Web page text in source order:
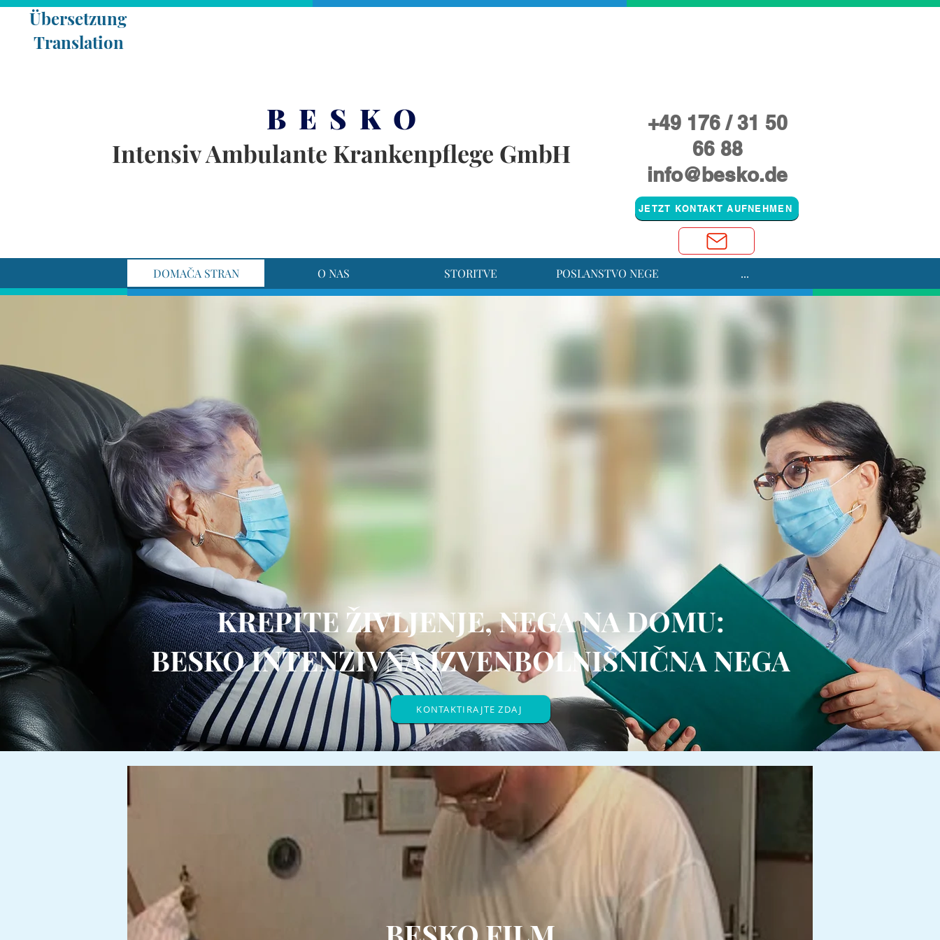
Übersetzung
Translation
B E S K O
Intensiv Ambulante Krankenpflege GmbH
+49 176 / 31 50
66 88
info@besko.de
JETZT KONTAKT AUFNEHMEN
DOMAČA STRAN O NAS STORITVE POSLANSTVO NEGE ...
KREPITE ŽIVLJENJE, NEGA NA DOMU:
BESKO INTENZIVNA IZVENBOLNIŠNIČNA NEGA
KONTAKTIRAJTE ZDAJ